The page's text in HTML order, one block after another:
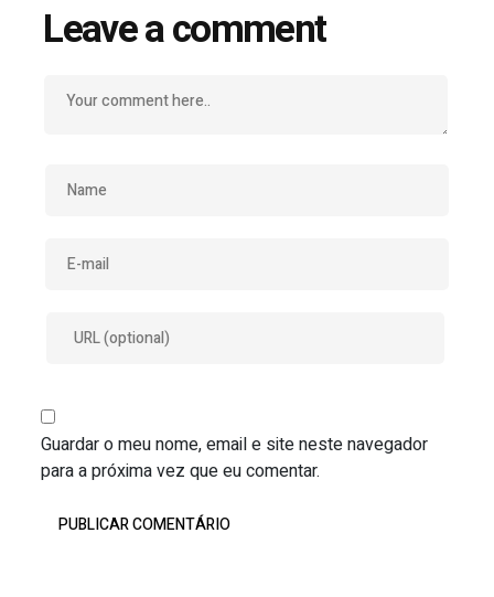
Leave a comment
Guardar o meu nome, email e site neste navegador
para a próxima vez que eu comentar.